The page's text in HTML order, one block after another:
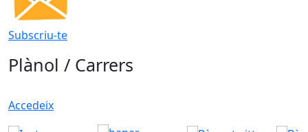
Subscriu-te
Plànol / Carrers
Accedeix